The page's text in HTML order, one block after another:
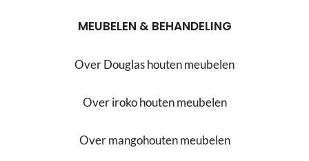
MEUBELEN & BEHANDELING
Over Douglas houten meubelen
Over iroko houten meubelen
Over mangohouten meubelen